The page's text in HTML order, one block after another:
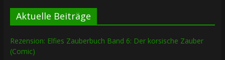
Aktuelle Beiträge
Rezension: Elfies Zauberbuch Band 6: Der korsische Zauber
(Comic)